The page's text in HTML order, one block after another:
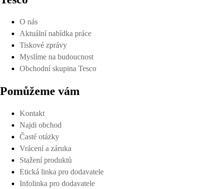
O nás
Aktuální nabídka práce
Tiskové zprávy
Myslíme na budoucnost
Obchodní skupina Tesco
Pomůžeme vám
Kontakt
Najdi obchod
Časté otázky
Vrácení a záruka
Stažení produktů
Etická linka pro dodavatele
Infolinka pro dodavatele